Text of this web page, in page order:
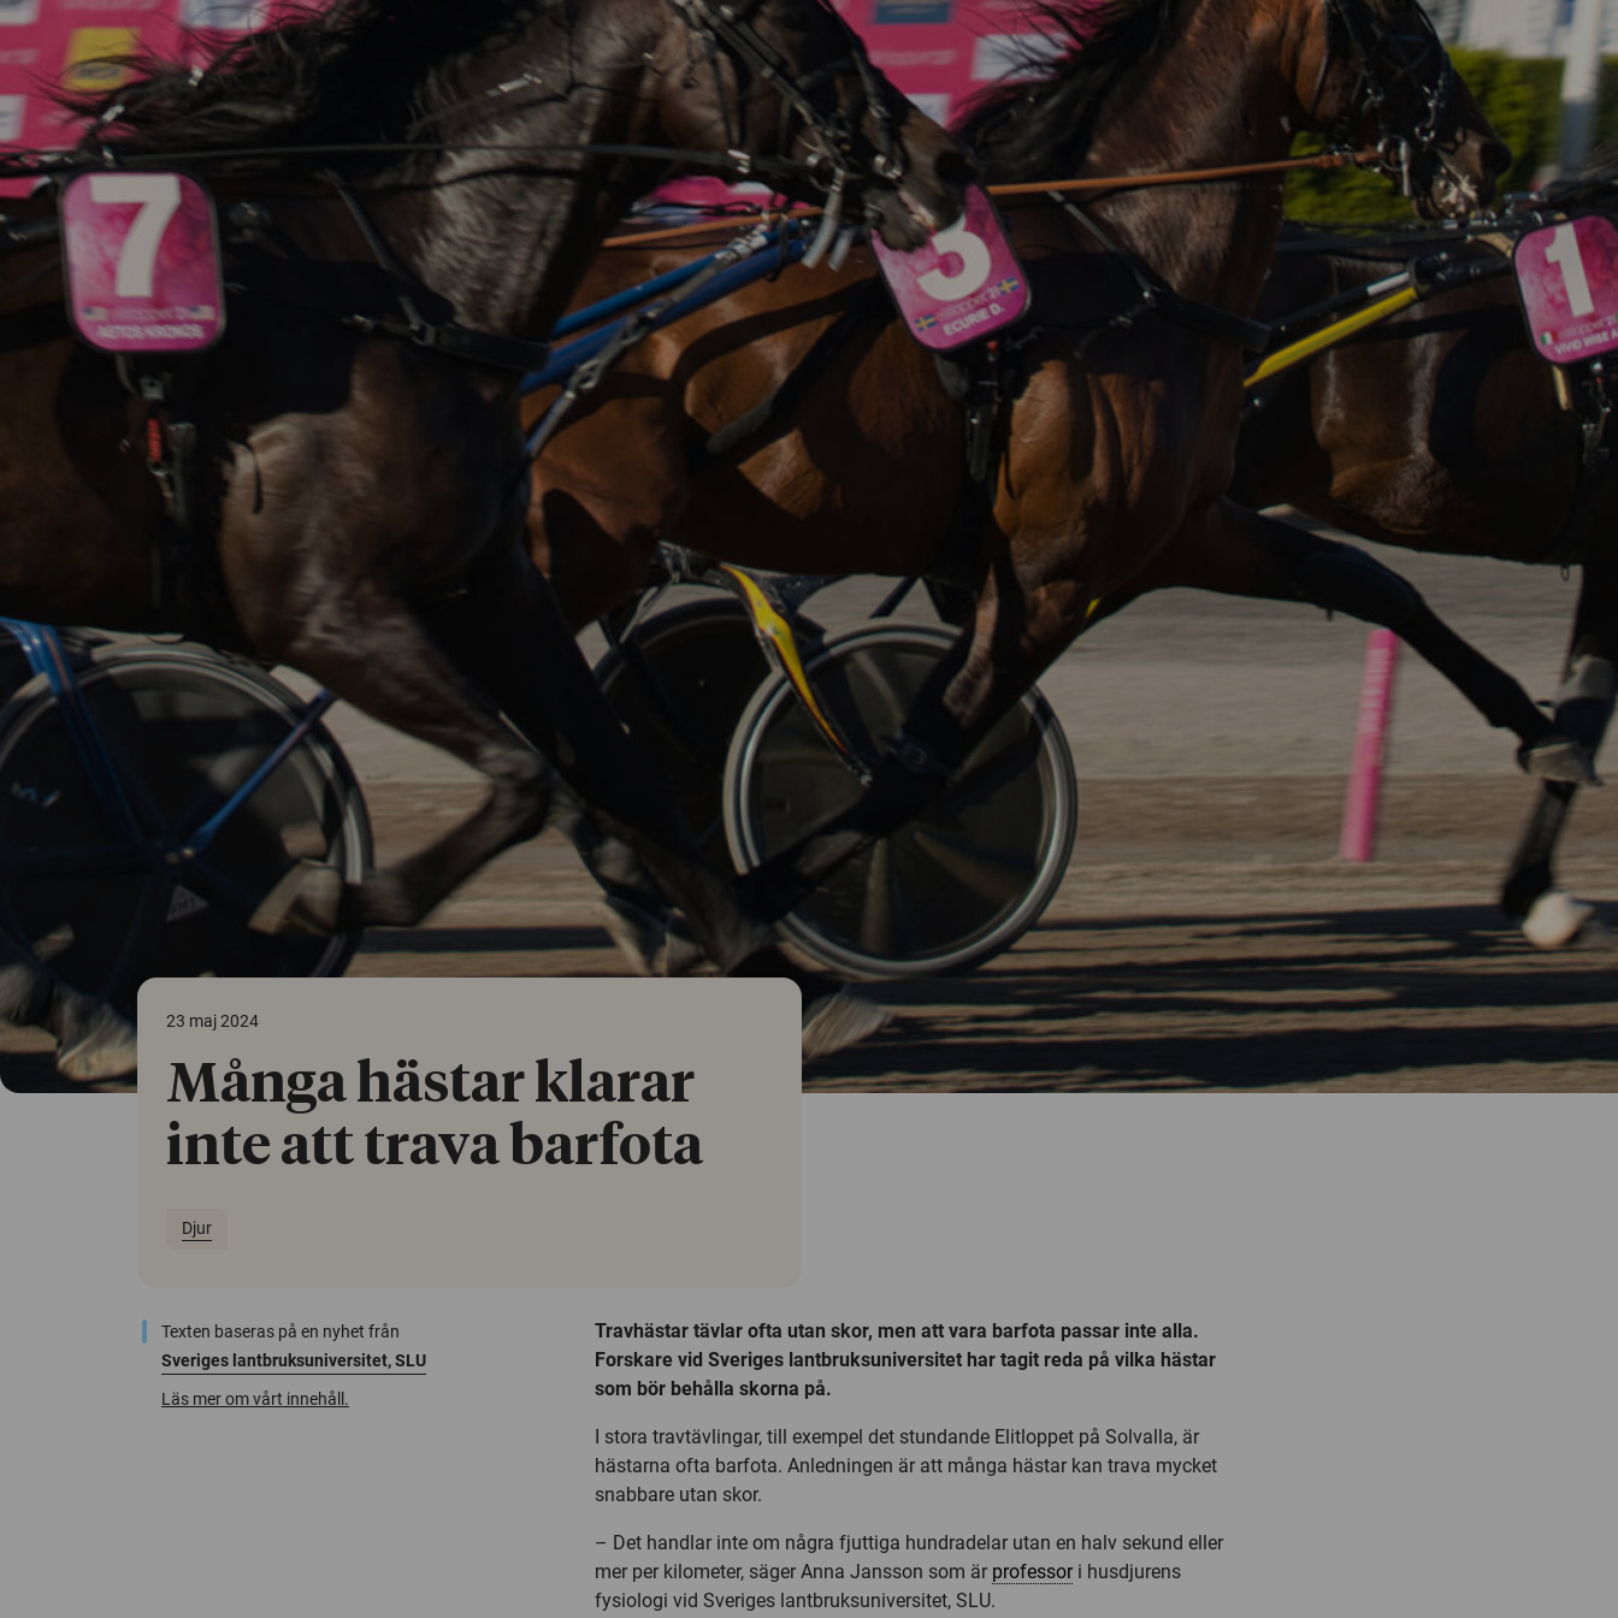
23 maj 2024
Många hästar klarar
inte att trava barfota
Djur
Texten baseras på en nyhet från
Sveriges lantbruksuniversitet, SLU
Läs mer om vårt innehåll.
Travhästar tävlar ofta utan skor, men att vara barfota passar inte alla.
Forskare vid Sveriges lantbruksuniversitet har tagit reda på vilka hästar
som bör behålla skorna på.
I stora travtävlingar, till exempel det stundande Elitloppet på Solvalla, är
hästarna ofta barfota. Anledningen är att många hästar kan trava mycket
snabbare utan skor.
– Det handlar inte om några fjuttiga hundradelar utan en halv sekund eller
mer per kilometer, säger Anna Jansson som är professori husdjurens
fysiologi vid Sveriges lantbruksuniversitet, SLU.